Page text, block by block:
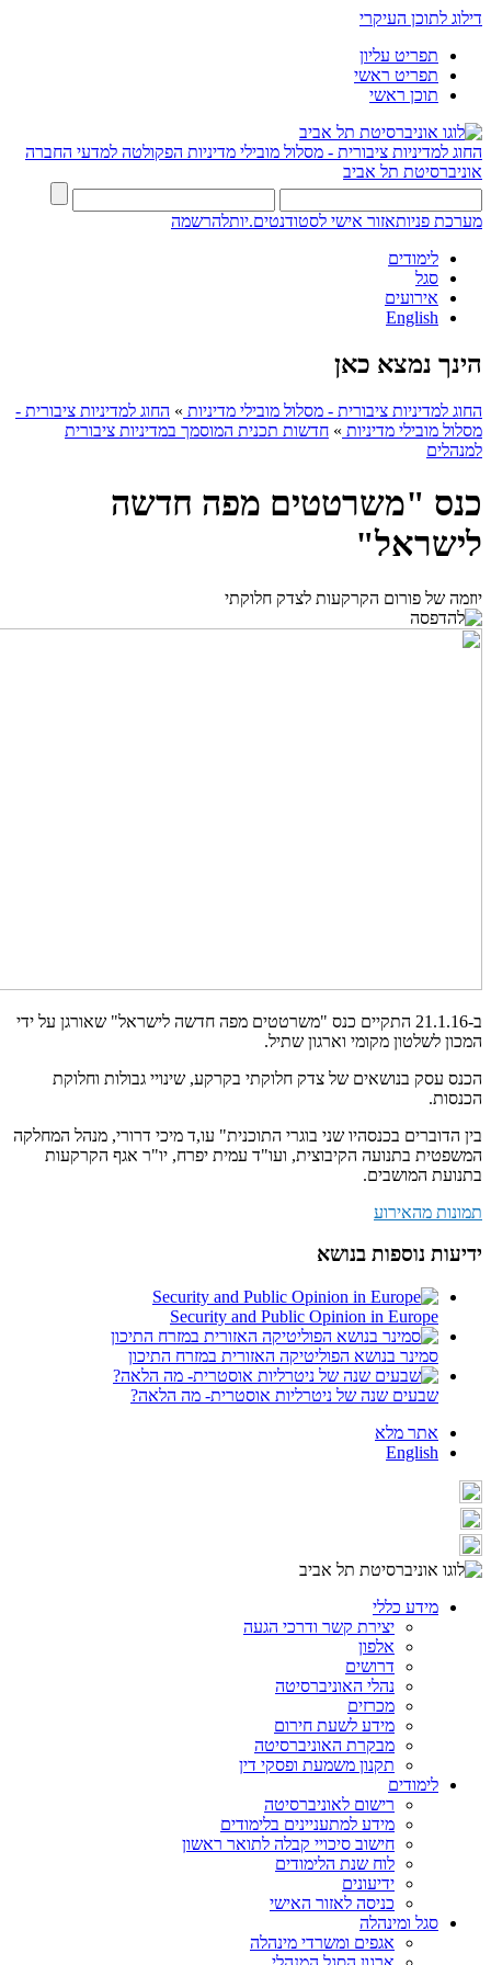
דילוג לתוכן העיקרי
תפריט עליון
תפריט ראשי
תוכן ראשי
החוג למדיניות ציבורית - מסלול מובילי מדיניות הפקולטה למדעי החברה
אוניברסיטת תל אביב
מערכת פניותאזור אישי לסטודנטים.יותלהרשמה
לימודים
סגל
אירועים
English
הינך נמצא כאן
החוג למדיניות ציבורית - מסלול מובילי מדיניות » החוג למדיניות ציבורית -
מסלול מובילי מדיניות » חדשות תכנית המוסמך במדיניות ציבורית
למנהלים
כנס "משרטטים מפה חדשה
לישראל"
יוזמה של פורום הקרקעות לצדק חלוקתי
ב-21.1.16 התקיים כנס "משרטטים מפה חדשה לישראל" שאורגן על ידי
המכון לשלטון מקומי וארגון שתיל.
הכנס עסק בנושאים של צדק חלוקתי בקרקע, שינויי גבולות וחלוקת
הכנסות.
בין הדוברים בכנסהיו שני בוגרי התוכנית" עו,ד מיכי דרורי, מנהל המחלקה
המשפטית בתנועה הקיבוצית, ועו"ד עמית יפרח, יו"ר אגף הקרקעות
בתנועת המושבים.
תמונות מהאירוע
ידיעות נוספות בנושא
Security and Public Opinion in Europe
סמינר בנושא הפוליטיקה האזורית במזרח התיכון
שבעים שנה של ניטרליות אוסטרית- מה הלאה?
אתר מלא
English
מידע כללי
יצירת קשר ודרכי הגעה
אלפון
דרושים
נהלי האוניברסיטה
מכרזים
מידע לשעת חירום
מבקרת האוניברסיטה
תקנון משמעת ופסקי דין
לימודים
רישום לאוניברסיטה
מידע למתעניינים בלימודים
חישוב סיכויי קבלה לתואר ראשון
לוח שנת הלימודים
ידיעונים
כניסה לאזור האישי
סגל ומינהלה
אגפים ומשרדי מינהלה